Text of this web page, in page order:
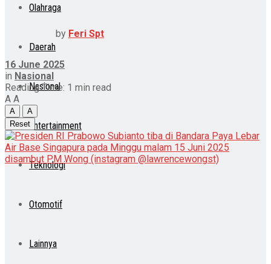
Olahraga
Daerah
Nasional
Entertainment
Teknologi
Otomotif
Lainnya
by Feri Spt
16 June 2025
in Nasional
Reading Time: 1 min read
A A
A
A
Reset